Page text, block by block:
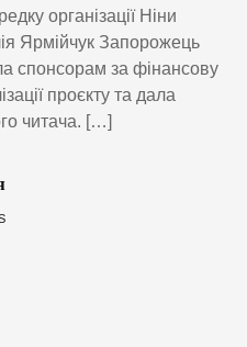
організації Ніни
Ярмійчук Запорожець
спонсорам за фінансову
проєкту та дала
читача. […]